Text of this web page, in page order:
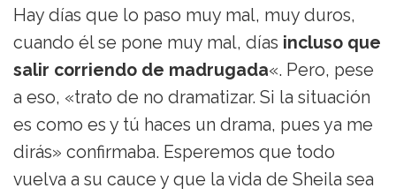
Hay días que lo paso muy mal, muy duros,
cuando él se pone muy mal, días incluso que
salir corriendo de madrugada«. Pero, pese
a eso, «trato de no dramatizar. Si la situación
es como es y tú haces un drama, pues ya me
dirás» confirmaba. Esperemos que todo
vuelva a su cauce y que la vida de Sheila sea